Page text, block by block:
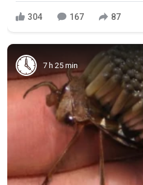
304 167 87
7 h 25 min